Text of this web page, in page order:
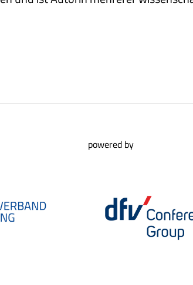
powered by